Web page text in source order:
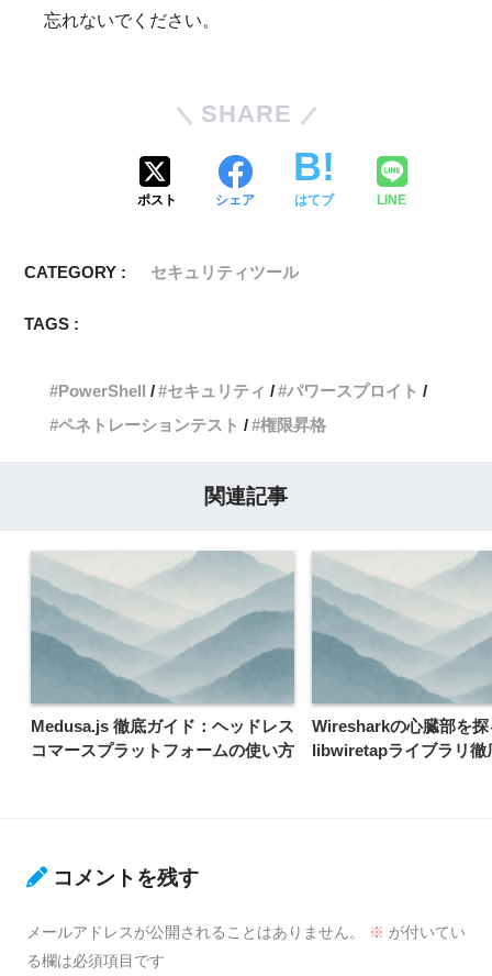
忘れないでください。
SHARE
ポスト シェア はてブ LINE
CATEGORY : セキュリティツール
TAGS :
PowerShell セキュリティ
パワースプロイト
ペネトレーションテスト
権限昇格
関連記事
Medusa.js 徹底ガイド：ヘッドレス
コマースプラットフォームの使い方
Wiresharkの心臓部を探
libwiretapライブラリ徹
コメントを残す
メールアドレスが公開されることはありません。 ※ が付いてい
る欄は必須項目です